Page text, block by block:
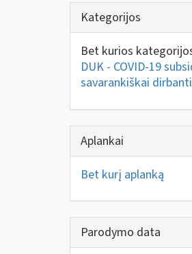
Kategorijos
Bet kurios
DUK - COVID-19
savarankiškai
Aplankai
Bet kurį aplanką
Parodymo data